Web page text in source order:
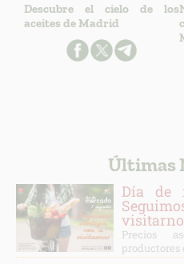
Descubre el cielo de los
aceites de Madrid
Últimas
Día de
Precios
productores